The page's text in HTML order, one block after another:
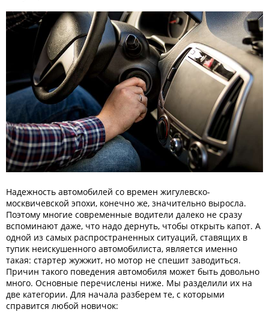
Надежность автомобилей со времен жигулевско-
москвичевской эпохи, конечно же, значительно выросла.
Поэтому многие современные водители далеко не сразу
вспоминают даже, что надо дернуть, чтобы открыть капот. А
одной из самых распространенных ситуаций, ставящих в
тупик неискушенного автомобилиста, является именно
такая: стартер жужжит, но мотор не спешит заводиться.
Причин такого поведения автомобиля может быть довольно
много. Основные перечислены ниже. Мы разделили их на
две категории. Для начала разберем те, с которыми
справится любой новичок: